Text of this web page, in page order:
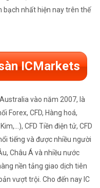
bạch nhất hiện nay trên thế
ICMarkets
vào năm 2007, là
Forex, CFD, Hàng hoá,
CFD Tiền điện tử, CFD
tiếng và được nhiều người
Châu Á và nhiều nước
nền tảng giao dịch tiên
vượt trội. Cho đến nay IC